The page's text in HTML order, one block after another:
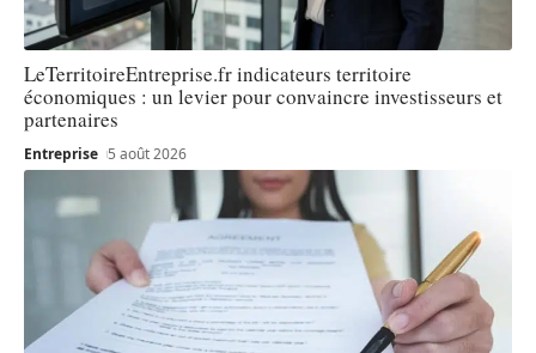
LeTerritoireEntreprise.fr indicateurs territoire
économiques : un levier pour convaincre investisseurs et
partenaires
Entreprise 5 août 2026